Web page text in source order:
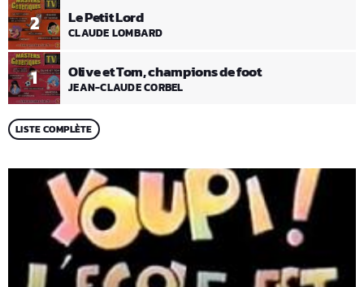
1 Olive et Tom, champions de foot
JEAN-CLAUDE CORBEL
2 Le Petit Lord
CLAUDE LOMBARD
LISTE COMPLÈTE